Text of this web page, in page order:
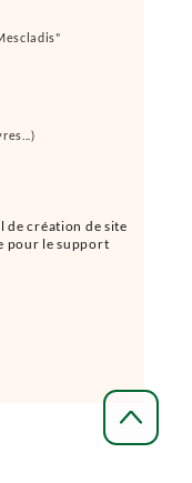
de création de site
pour le support